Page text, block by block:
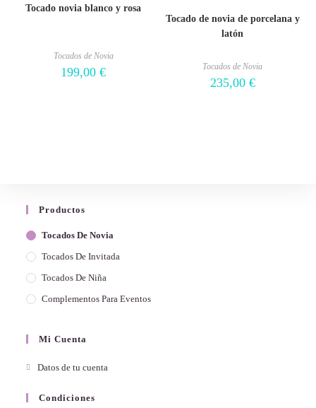
Tocado novia blanco y rosa
Tocados de Novia
199,00€
Tocado de novia de porcelana y
latón
Tocados de Novia
235,00 €
Productos
Tocados De Novia
Tocados De Invitada
Tocados De Niña
Complementos Para Eventos
Mi Cuenta
Datos de tu cuenta
Condiciones